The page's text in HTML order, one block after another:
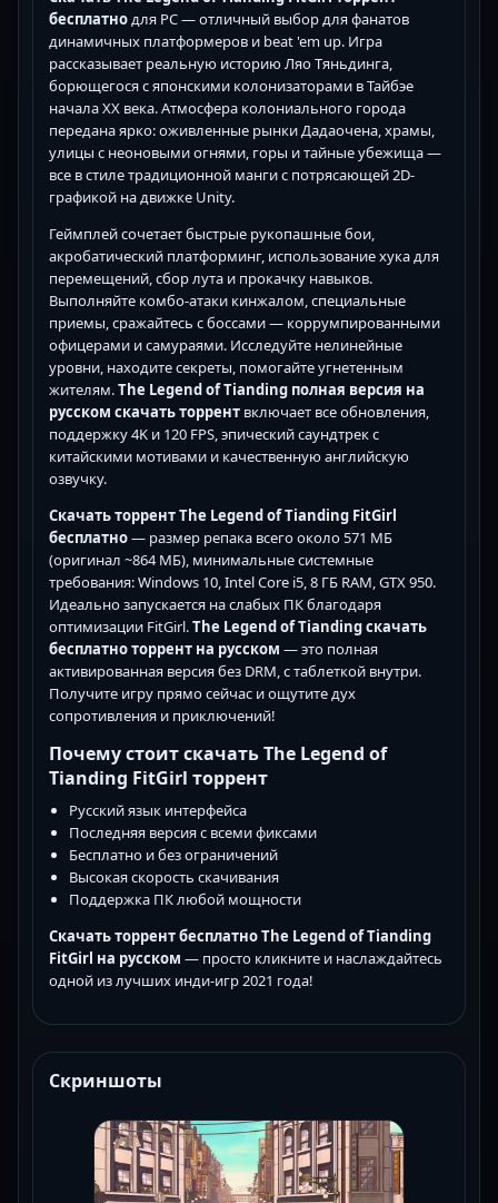
бесплатно для PC — отличный выбор для фанатов
динамичных платформеров и beat 'em up. Игра
рассказывает реальную историю Ляо Тяньдинга,
борющегося с японскими колонизаторами в Тайбэе
начала XX века. Атмосфера колониального города
передана ярко: оживленные рынки Дадаочена, храмы,
улицы с неоновыми огнями, горы и тайные убежища —
все в стиле традиционной манги с потрясающей 2D-
графикой на движке Unity.
Геймплей сочетает быстрые рукопашные бои,
акробатический платформинг, использование хука для
перемещений, сбор лута и прокачку навыков.
Выполняйте комбо-атаки кинжалом, специальные
приемы, сражайтесь с боссами — коррумпированными
офицерами и самураями. Исследуйте нелинейные
уровни, находите секреты, помогайте угнетенным
жителям.The Legend of Tianding полная версия на
русском скачать торрент включает все обновления,
поддержку 4K и 120 FPS, эпический саундтрек с
китайскими мотивами и качественную английскую
озвучку.
Скачать торрент The Legend of Tianding FitGirl
бесплатно— размер репака всего около 571 МБ
(оригинал ~864 МБ), минимальные системные
требования: Windows 10, Intel Core i5, 8 ГБ RAM, GTX 950.
Идеально запускается на слабых ПК благодаря
оптимизации FitGirl.The Legend of Tianding скачать
бесплатно торрент на русском — это полная
активированная версия без DRM, с таблеткой внутри.
Получите игру прямо сейчас и ощутите дух
сопротивления и приключений!
Почему стоит скачать The Legend of
Tianding FitGirl торрент
Русский язык интерфейса
Последняя версия с всеми фиксами
Бесплатно и без ограничений
Высокая скорость скачивания
Поддержка ПК любой мощности
Скачать торрент бесплатно The Legend of Tianding
FitGirl на русском — просто кликните и наслаждайтесь
одной из лучших инди-игр 2021 года!
Скриншоты